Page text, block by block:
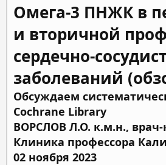
Омега-3 ПНЖК в
и вторичной
сердечно-
заболеваний
Обсуждаем
Cochrane Library
ВОРСЛОВ Л.О. к.м.н., врач-
Клиника профессора
02 ноября 2023